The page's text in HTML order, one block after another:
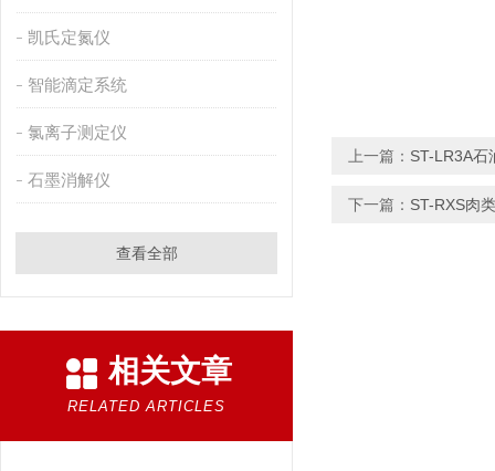
凯氏定氮仪
智能滴定系统
氯离子测定仪
石墨消解仪
查看全部
相关文章
RELATED ARTICLES
上一篇： ST-LR3A石
下一篇： ST-RXS肉